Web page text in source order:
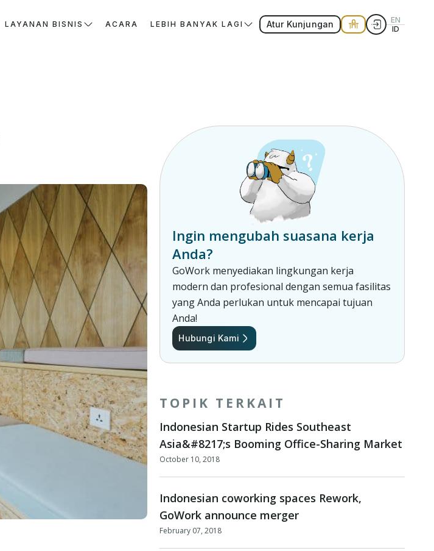
LAYANAN BISNIS ACARA LEBIH BANYAK LAGI Atur Kunjungan
EN
ID
Ingin mengubah suasana kerja
Anda?
GoWork menyediakan lingkungan kerja
modern dan profesional dengan semua fasilitas
yang Anda perlukan untuk mencapai tujuan
Anda!
Hubungi Kami
TOPIK TERKAIT
Indonesian Startup Rides Southeast
Asia&#8217;s Booming Office-Sharing Market
October 10, 2018
Indonesian coworking spaces Rework,
GoWork announce merger
February 07, 2018